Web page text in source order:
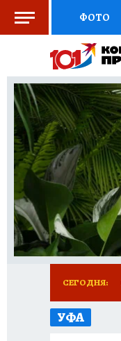
ФОТО
ВЫБОР
РАДИО
СЕГОДНЯ:
УФА